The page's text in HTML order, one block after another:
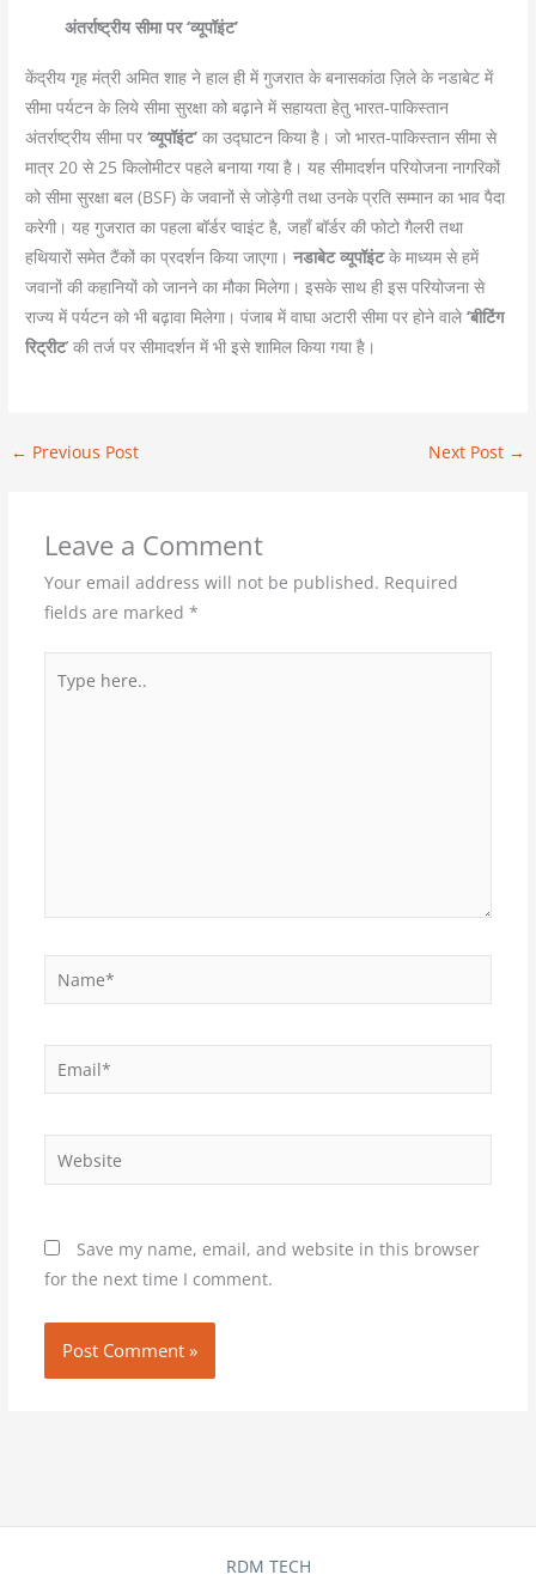
अंतर्राष्ट्रीय सीमा पर ‘व्यूपॉइंट’
केंद्रीय गृह मंत्री अमित शाह ने हाल ही में गुजरात के बनासकांठा ज़िले के नडाबेट में
सीमा पर्यटन के लिये सीमा सुरक्षा को बढ़ाने में सहायता हेतु भारत-पाकिस्तान
अंतर्राष्ट्रीय सीमा पर ‘व्यूपॉइंट’ का उद्घाटन किया है। जो भारत-पाकिस्तान सीमा से
मात्र 20 से 25 किलोमीटर पहले बनाया गया है। यह सीमादर्शन परियोजना नागरिकों
को सीमा सुरक्षा बल (BSF) के जवानों से जोड़ेगी तथा उनके प्रति सम्मान का भाव पैदा
करेगी। यह गुजरात का पहला बॉर्डर प्वाइंट है, जहाँ बॉर्डर की फोटो गैलरी तथा
हथियारों समेत टैंकों का प्रदर्शन किया जाएगा।नडाबेट व्यूपॉइंटके माध्यम से हमें
जवानों की कहानियों को जानने का मौका मिलेगा। इसके साथ ही इस परियोजना से
राज्य में पर्यटन को भी बढ़ावा मिलेगा। पंजाब में वाघा अटारी सीमा पर होने वाले‘बीटिंग
रिट्रीट’ की तर्ज पर सीमादर्शन में भी इसे शामिल किया गया है।
← Previous Post Next Post →
Leave a Comment
Your email address will not be published. Required
fields are marked *
here..
Email*
Website
Save my name, email, and website in this browser
for the next time I comment.
RDM TECH